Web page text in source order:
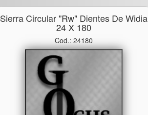
Sierra Circular "rw" Dientes De Widia
24 X 180
Cod.: 24180